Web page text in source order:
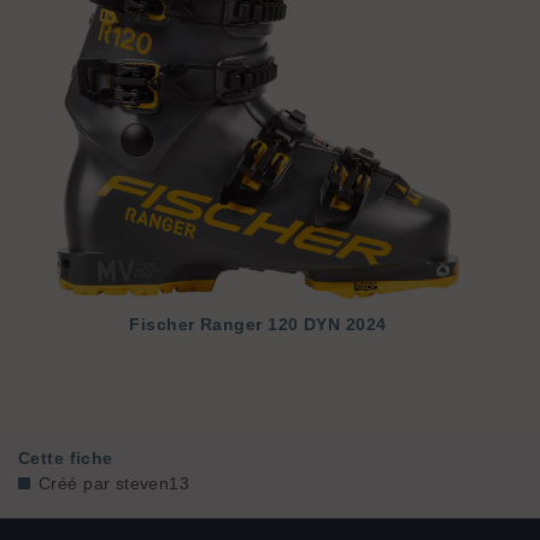
Fischer Ranger 120 DYN 2024
Cette fiche
Créé par steven13